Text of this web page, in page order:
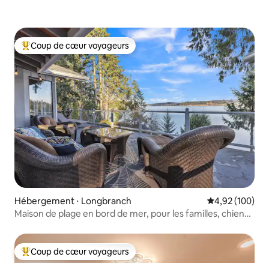
Coups de cœur voyageurs les plus appréciés
Coup de cœur voyageurs
Hébergement ⋅ Longbranch Évaluation
4,92 (100)
Maison de plage en bord de mer, pour les familles, chiens
Coups de cœur voyageurs les plus appréciés
Coup de cœur voyageurs